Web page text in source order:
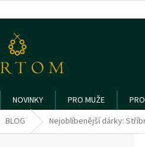
NOVINKY PRO MUŽE
BLOG Nejoblíbenější dárky: